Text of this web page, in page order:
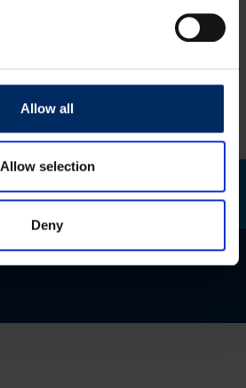
Allow all
Allow selection
Deny
Meld je aan